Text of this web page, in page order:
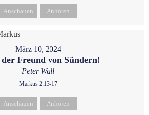
Anschauen Anhören
März 10, 2024
der Freund von Sündern!
Peter Wall
Markus 2:13-17
Anschauen Anhören